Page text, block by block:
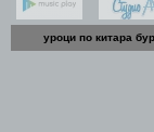
уроци по китара